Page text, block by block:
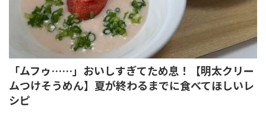
「ムフゥ……」おいしすぎてため息！【明太クリー
ムつけそうめん】夏が終わるまでに食べてほしいレ
シピ